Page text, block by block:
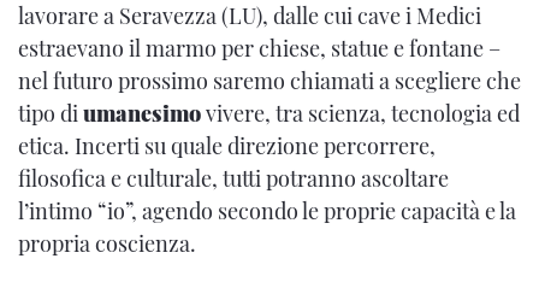
lavorare a Seravezza (LU), dalle cui cave i Medici
estraevano il marmo per chiese, statue e fontane –
nel futuro prossimo saremo chiamati a scegliere che
tipo diumanesimovivere, tra scienza, tecnologia ed
etica. Incerti su quale direzione percorrere,
filosofica e culturale, tutti potranno ascoltare
l’intimo “io”, agendo secondo le proprie capacità e la
propria coscienza.